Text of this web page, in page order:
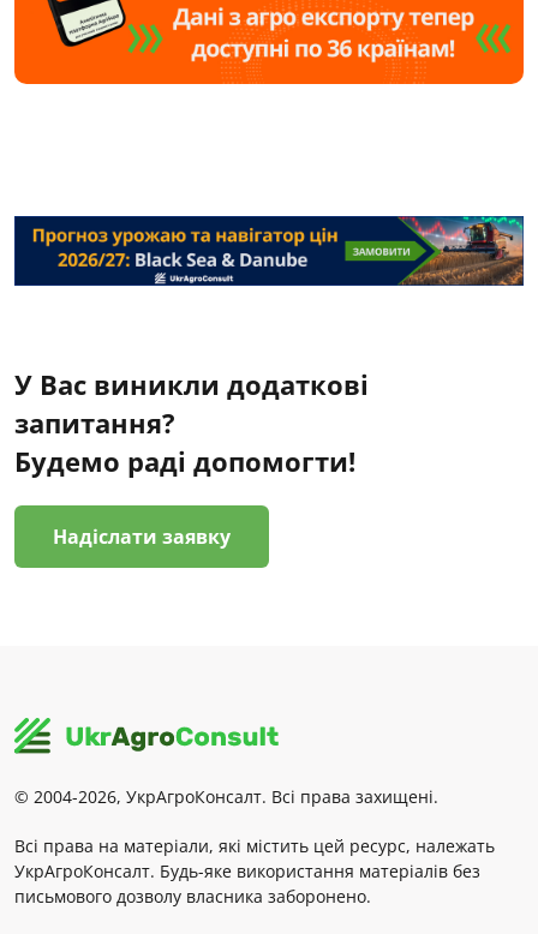
У Вас виникли додаткові
запитання?
Будемо раді допомогти!
Надіслати заявку
© 2004-2026, УкрАгроКонсалт. Всі права захищені.
Всі права на матеріали, які містить цей ресурс, належать
УкрАгроКонсалт. Будь-яке використання матеріалів без
письмового дозволу власника заборонено.